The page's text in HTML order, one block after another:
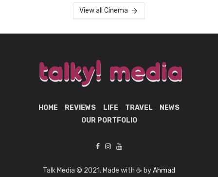
View all Cinema
HOME REVIEWS LIFE TRAVEL
NEWS
OUR PORTFOLIO
Talk Media © 2021. Made with ☕ byAhmad